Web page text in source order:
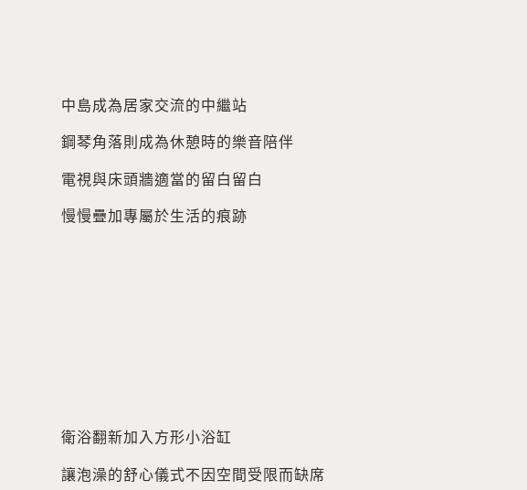
中島成為居家交流的中繼站
鋼琴角落則成為休憩時的樂音陪伴
電視與床頭牆適當的留白留白
慢慢疊加專屬於生活的痕跡
衛浴翻新加入方形小浴缸
讓泡澡的舒心儀式不因空間受限而缺席